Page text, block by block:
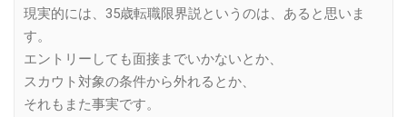
現実的には、35歳転職限界説というのは、あると思いま
す。
エントリーしても面接までいかないとか、
スカウト対象の条件から外れるとか、
それもまた事実です。